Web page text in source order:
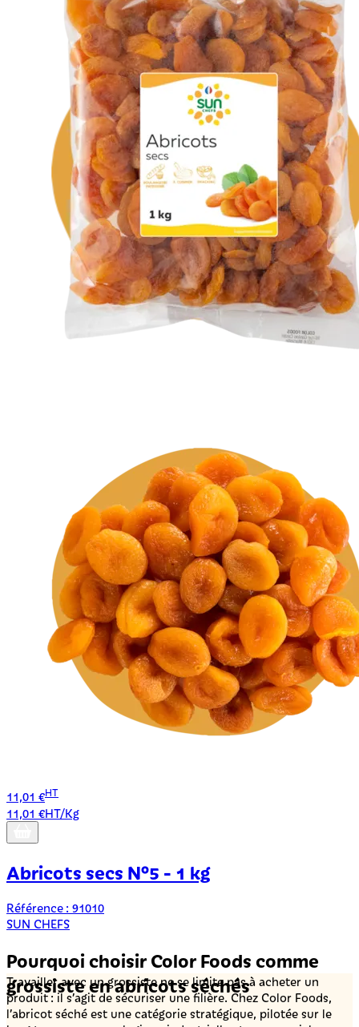
11,01 €HT
11,01 €HT/Kg
Abricots secs N°5 - 1 kg
Référence : 91010
SUN CHEFS
Pourquoi choisir Color Foods comme
grossiste en abricots séchés
Travailler avec un grossiste ne se limite pas à acheter un
produit : il s’agit de sécuriser une filière. Chez Color Foods,
l’abricot séché est une catégorie stratégique, pilotée sur le